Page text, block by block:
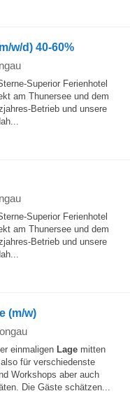
w/d) 40-60%
Superior Ferienhotel
am Thunersee und dem
Betrieb und unsere
Superior Ferienhotel
am Thunersee und dem
Betrieb und unsere
(m/w)
einmaligen Lage mitten
für verschiedenste
Workshops aber auch
Die Gäste schätzen...